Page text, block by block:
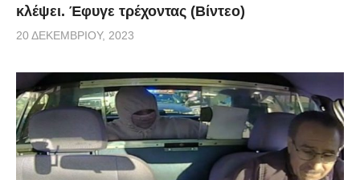
κλέψει. Έφυγε τρέχοντας (Βίντεο)
20 ΔΕΚΕΜΒΡΊΟΥ, 2023